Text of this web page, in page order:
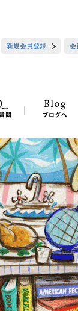
新規会員登録 会